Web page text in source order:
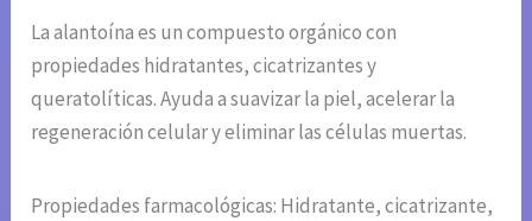
La alantoína es un compuesto orgánico con
propiedades hidratantes, cicatrizantes y
queratolíticas. Ayuda a suavizar la piel, acelerar la
regeneración celular y eliminar las células muertas.
Propiedades farmacológicas: Hidratante, cicatrizante,